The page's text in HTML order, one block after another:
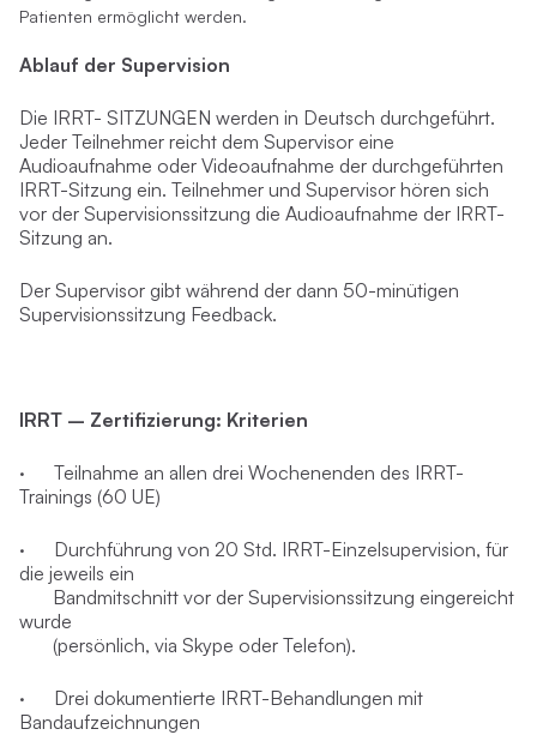
Patienten ermöglicht werden.
Ablauf der Supervision
Die IRRT- SITZUNGEN werden in Deutsch durchgeführt.
Jeder Teilnehmer reicht dem Supervisor eine
Audioaufnahme oder Videoaufnahme der durchgeführten
IRRT-Sitzung ein. Teilnehmer und Supervisor hören sich
vor der Supervisionssitzung die Audioaufnahme der IRRT-
Sitzung an.
Der Supervisor gibt während der dann 50-minütigen
Supervisionssitzung Feedback.
IRRT – Zertifizierung: Kriterien
· Teilnahme an allen drei Wochenenden des IRRT-
Trainings (60 UE)
· Durchführung von 20 Std. IRRT-Einzelsupervision, für
die jeweils ein
Bandmitschnitt vor der Supervisionssitzung eingereicht
wurde
(persönlich, via Skype oder Telefon).
· Drei dokumentierte IRRT-Behandlungen mit
Bandaufzeichnungen